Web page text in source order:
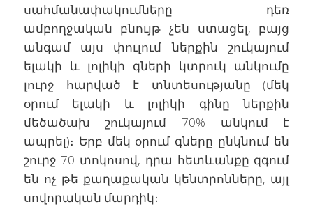
սահմանափակումները դեռ
ամբողջական բնույթ չեն ստացել, բայց
անգամ այս փուլում ներքին շուկայում
ելակի և լոլիկի գների կտրուկ անկումը
լուրջ հարված է տնտեսությանը (մեկ
օրում ելակի և լոլիկի գինը ներքին
մեծածախ շուկայում 70% անկում է
ապրել)։ Երբ մեկ օրում գները ընկնում են
շուրջ 70 տոկոսով, դրա հետևանքը զգում
են ոչ թե քաղաքական կենտրոնները, այլ
սովորական մարդիկ։